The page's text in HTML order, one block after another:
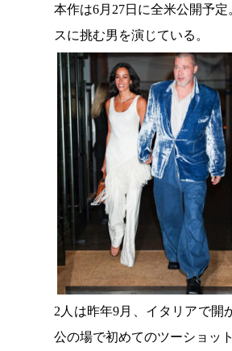
本作は6月27日に全米公開予
スに挑む男を演じている。
2人は昨年9月、イタリアで開
公の場で初めてのツーショッ